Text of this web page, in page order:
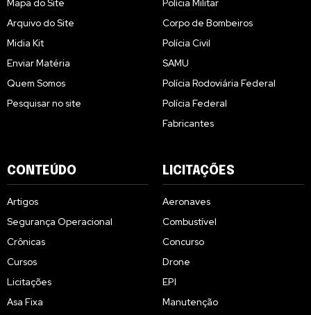
Mapa do Site
Arquivo do Site
Midia Kit
Enviar Matéria
Quem Somos
Pesquisar no site
Polícia Militar
Corpo de Bombeiros
Polícia Civil
SAMU
Polícia Rodoviária Federal
Polícia Federal
Fabricantes
CONTEÚDO
Artigos
Segurança Operacional
Crônicas
Cursos
Licitações
Asa Fixa
LICITAÇÕES
Aeronaves
Combustível
Concurso
Drone
EPI
Manutenção